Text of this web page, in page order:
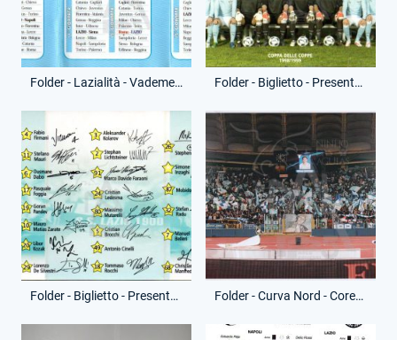
Folder - Lazialità - Vademecum - (Retro) Folder - Biglietto - Presentazione Squadra - (Fronte)
Folder - Biglietto - Presentazione Squadra - (Retro) Folder - Curva Nord - Coreografia